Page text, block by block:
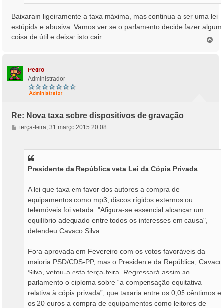
Baixaram ligeiramente a taxa máxima, mas continua a ser uma lei
estúpida e abusiva. Vamos ver se o parlamento decide fazer
coisa de útil e deixar isto cair...
Pedro
Administrador
Re: Nova taxa sobre dispositivos de gravação
M
e
terça-feira, 31 março 2015 20:08
Presidente da República veta Lei da Cópia Privada
A lei que taxa em favor dos autores a compra de
equipamentos como mp3, discos rígidos externos ou
telemóveis foi vetada. "Afigura-se essencial alcançar um
equilíbrio adequado entre todos os interesses em causa",
defendeu Cavaco Silva.
Fora aprovada em Fevereiro com os votos favoráveis da
maioria PSD/CDS-PP, mas o Presidente da República,
Silva, vetou-a esta terça-feira. Regressará assim ao
parlamento o diploma sobre “a compensação equitativa
relativa à cópia privada”, que taxaria entre os 0,05 cêntimos e
os 20 euros a compra de equipamentos como leitores de